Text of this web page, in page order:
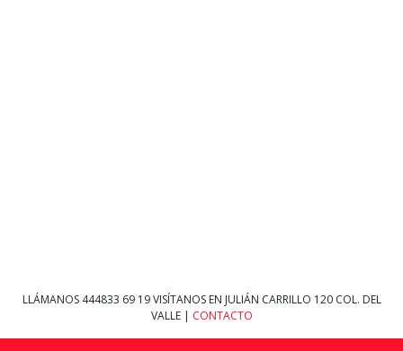
LLÁMANOS 444833 69 19VISÍTANOS EN JULIÁN CARRILLO 120 COL. DEL
VALLE | CONTACTO